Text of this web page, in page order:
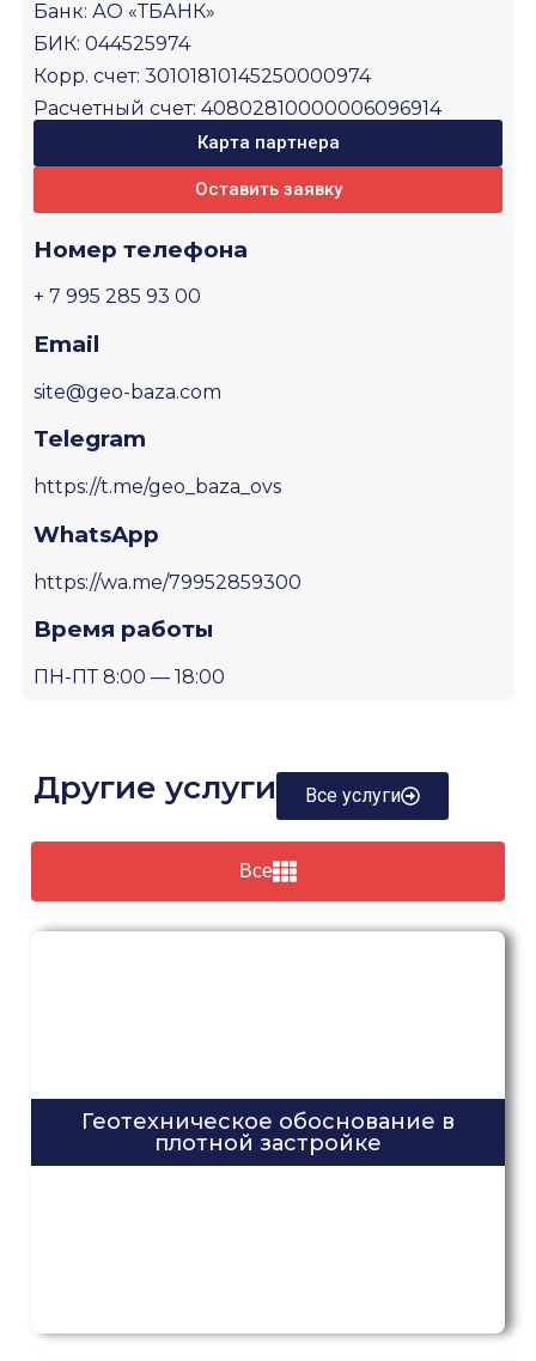
Номер телефона
+ 7 995 285 93 00
Email
site@geo-baza.com
Telegram
https://t.me/geo_baza_ovs
WhatsApp
https://wa.me/79952859300
Время работы
ПН-ПТ 8:00 — 18:00
Банк: АО «ТБАНК»
БИК: 044525974
Корр. счет: 30101810145250000974
Расчетный счет: 40802810000006096914
Карта партнера
Оставить заявку
Другие услуги Все услуги
Все
Геотехническое обоснование в
плотной застройке
Вложения (необяз.)
согласие с политикойобработки персональных
данных
Отправить
или свяжитесь с нами удобным вам способом